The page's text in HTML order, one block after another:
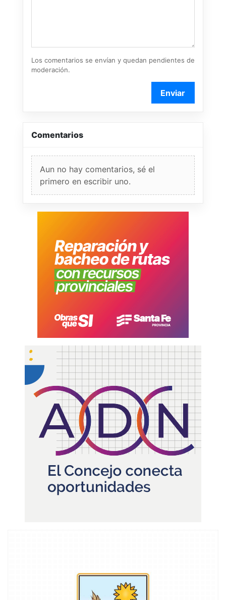
Los comentarios se envían y quedan pendientes de
moderación.
Enviar
Comentarios
Aun no hay comentarios, sé el
primero en escribir uno.